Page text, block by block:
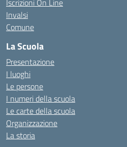
Iscrizioni On Line
Invalsi
Comune
La Scuola
Presentazione
I luoghi
Le persone
I numeri della scuola
Le carte della scuola
Organizzazione
La storia